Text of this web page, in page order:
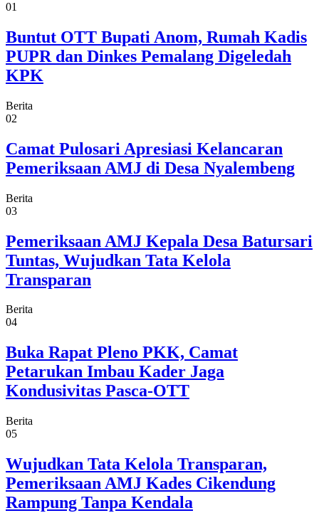
01
Buntut OTT Bupati Anom, Rumah Kadis
PUPR dan Dinkes Pemalang Digeledah
KPK
Berita
02
Camat Pulosari Apresiasi Kelancaran
Pemeriksaan AMJ di Desa Nyalembeng
Berita
03
Pemeriksaan AMJ Kepala Desa Batursari
Tuntas, Wujudkan Tata Kelola
Transparan
Berita
04
Buka Rapat Pleno PKK, Camat
Petarukan Imbau Kader Jaga
Kondusivitas Pasca-OTT
Berita
05
Wujudkan Tata Kelola Transparan,
Pemeriksaan AMJ Kades Cikendung
Rampung Tanpa Kendala